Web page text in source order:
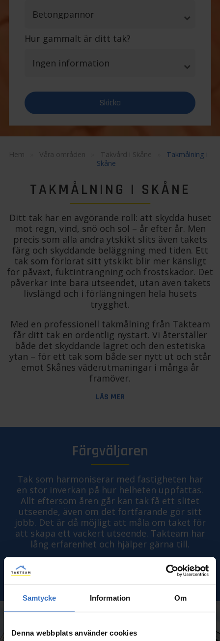
Samtycke Information Om
Denna webbplats använder cookies
Hur gammalt är ditt tak?
Hem Våra områden Takvård i Skåne
Takmålning i
Skåne
TAKMÅLNING I SKÅNE
Ditt tak har en avgörande roll: att skydda huset
mot regn, vind, snö och sol – år efter år. Men
precis som alla andra ytskikt slits även takets
färg och skyddande beläggning med tiden. Ett
tak som förlorat sitt ytskikt blir mer känsligt
för påväxt, fuktinträngning och frostskador. Det
påverkar inte bara utseendet, utan även takets
livslängd och i förlängningen hela husets
trygghet.
Med en professionell takmålning från Takteam
får ditt tak en ordentlig nystart. Vi återställer
både det skyddande lagret och den estetiska
ytan – för ett tak som både ser nytt ut och står
emot Skånes väderutmaningar i många år
framöver.
LÄS MER
Färgväljaren
Tak som harmoniserar med fastigheten har
en stor inverkan på hur helheten uppfattas.
Allt eftersom åren går kan tak få ett slitet
utseende, även om det fortfarande gör sitt
jobb. Det är då möjligt att måla om taket för
att skapa ett vackert utseende. Takteam har
lång erfarenhet och hjälper gärna till.